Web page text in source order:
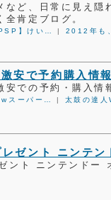
など、日常に見え隠
肯定ブログ。
PSP】けい… | 2012年も
安で予約購入情
安での予約・購入情
スーパー… | 太鼓の達
ゼント ニンテ
ント ニンテンド